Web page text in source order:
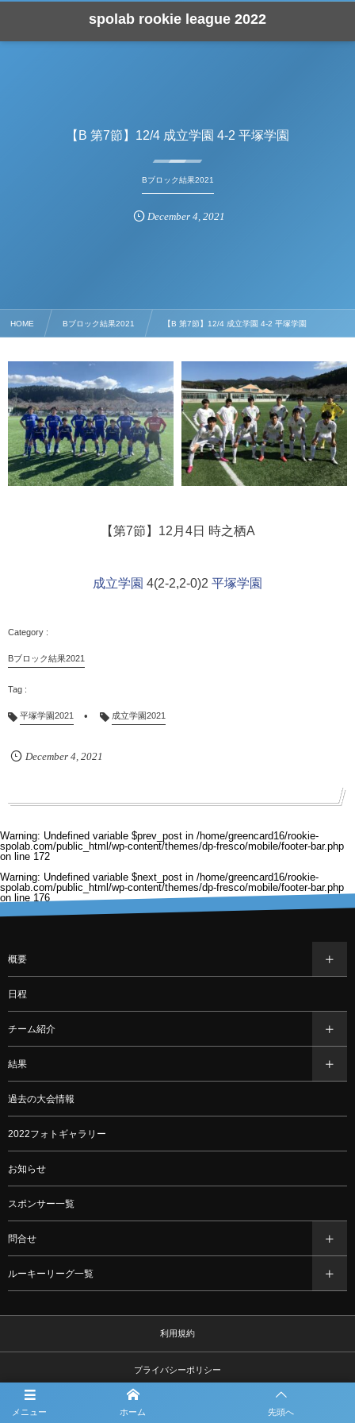
spolab rookie league 2022
【B 第7節】12/4 成立学園 4-2 平塚学園
Bブロック結果2021
December 4 2021
HOME Bブロック結果2021 【B 第7節】12/4 成立学園 4-2 平塚学園
【第7節】12月4日 時之栖A
成立学園 4(2-2,2-0)2 平塚学園
Bブロック結果2021
平塚学園2021 成立学園2021
December 4, 2021
Warning: Undefined variable $prev_post in /home/greencard16/rookie-
spolab.com/public_html/wp-content/themes/dp-fresco/mobile/footer-bar.php
on line 172
Warning: Undefined variable $next_post in /home/greencard16/rookie-
spolab.com/public_html/wp-content/themes/dp-fresco/mobile/footer-bar.php
on line 176
メニュー ホーム 先頭へ
概要
日程
チーム紹介
結果
過去の大会情報
2022フォトギャラリー
お知らせ
スポンサー一覧
問合せ
ルーキーリーグ一覧
利用規約
プライバシーポリシー